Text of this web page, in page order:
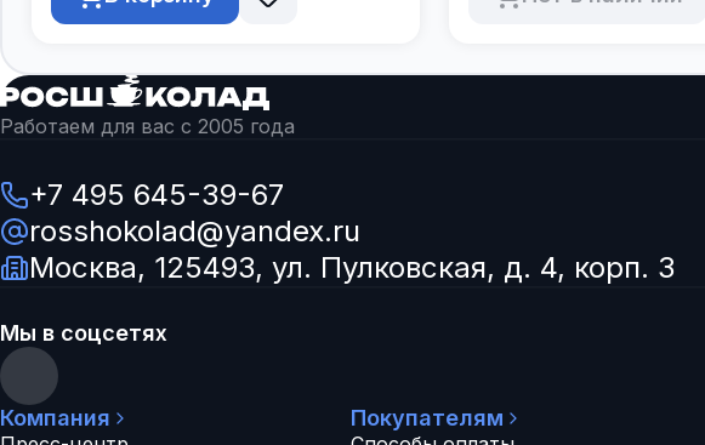
Работаем для вас с 2005 года
+7 495 645-39-67
rosshokolad@yandex.ru
Москва, 125493, ул. Пулковская, д. 4, корп. 3
Мы в соцсетях
Компания Покупателям